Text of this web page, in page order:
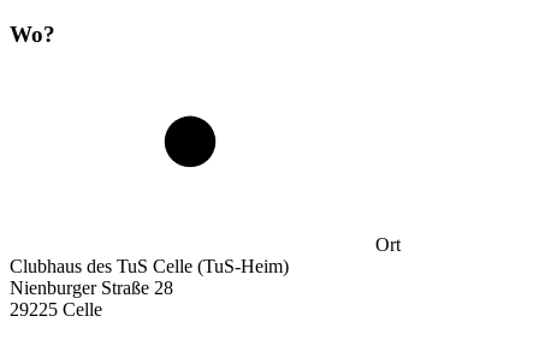
Wo?
Ort
Clubhaus des TuS Celle (TuS-Heim)
Nienburger Straße 28
29225 Celle